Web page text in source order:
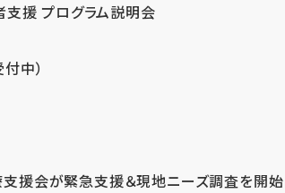
支援 プログラム説明会
中）
援会が緊急支援＆現地ニーズ調査を開始